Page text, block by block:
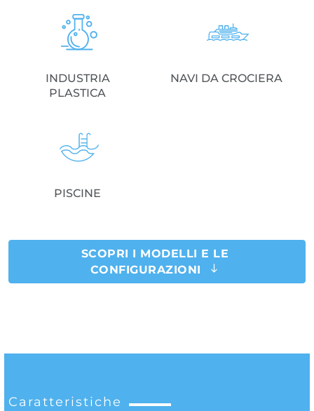
INDUSTRIA
PLASTICA
NAVI DA CROCIERA
PISCINE
SCOPRI I MODELLI E LE
CONFIGURAZIONI
Caratteristiche